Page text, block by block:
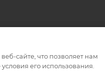
сайте, что позволяет нам
его использования.
сайте, что позволяет нам
его использования.